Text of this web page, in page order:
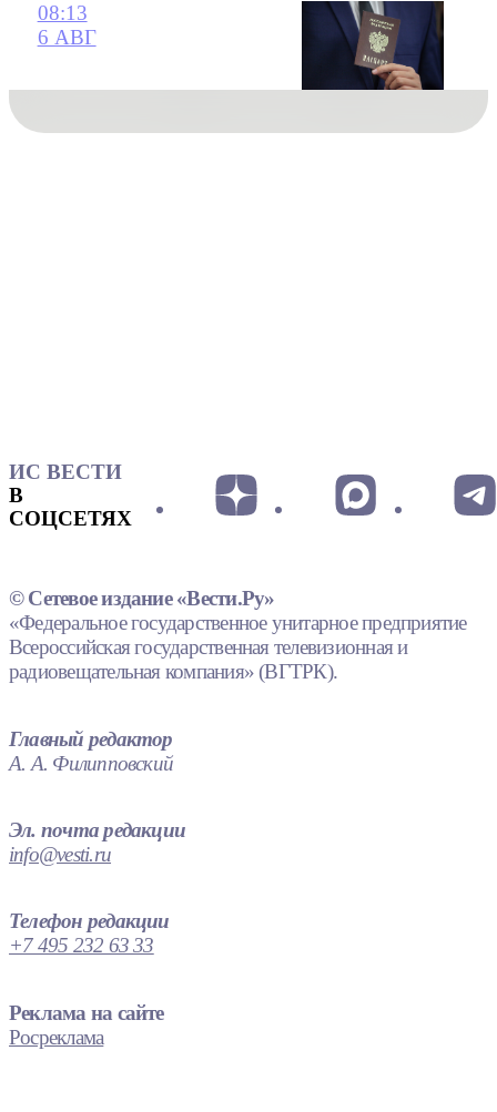
08:13
6 АВГ
ИС ВЕСТИ
В
СОЦСЕТЯХ
© Сетевое издание «Вести.Ру»
«Федеральное государственное унитарное предприятие
Всероссийская государственная телевизионная и
радиовещательная компания» (ВГТРК).
Главный редактор
А. А. Филипповский
Эл. почта редакции
info@vesti.ru
Телефон редакции
+7 495 232 63 33
Реклама на сайте
Росреклама